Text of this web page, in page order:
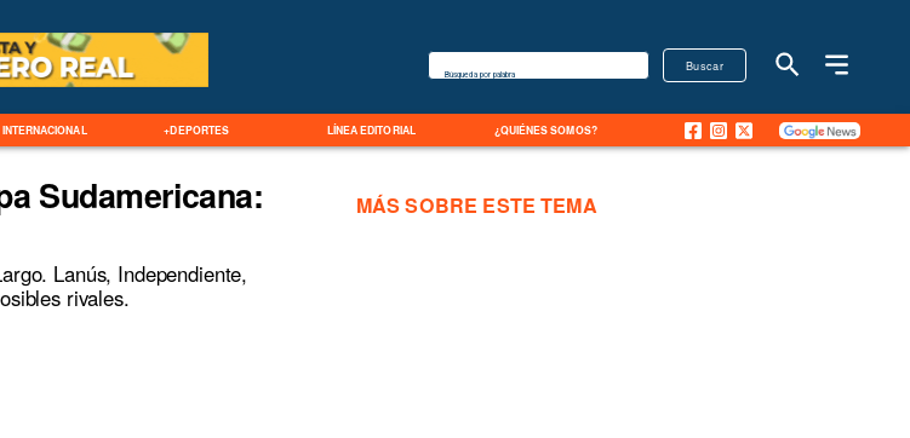
+DEPORTES LÍNEA EDITORIAL ¿QUIÉNES SOMOS?
Buscar
Búsqueda por palabra
MÁS SOBRE ESTE TEMA
Sudamericana:
Lanús, Independiente,
rivales.